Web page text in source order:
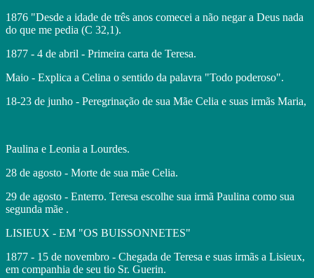
1876 "Desde a idade de três anos comecei a não negar a Deus nada
do que me pedia (C 32,1).
1877 - 4 de abril - Primeira carta de Teresa.
Maio - Explica a Celina o sentido da palavra "Todo poderoso".
18-23 de junho - Peregrinação de sua Mãe Celia e suas irmãs Maria,
Paulina e Leonia a Lourdes.
28 de agosto - Morte de sua mãe Celia.
29 de agosto - Enterro. Teresa escolhe sua irmã Paulina como sua
segunda mãe .
LISIEUX - EM "OS BUISSONNETES"
1877 - 15 de novembro - Chegada de Teresa e suas irmãs a Lisieux,
em companhia de seu tio Sr. Guerin.